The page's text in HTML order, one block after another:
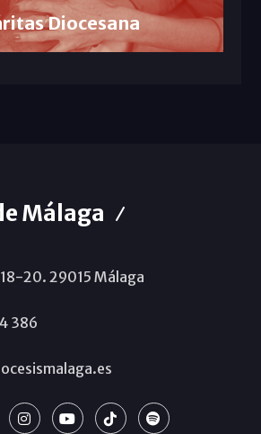
Diocesana
Málaga
20. 29015 Málaga
386